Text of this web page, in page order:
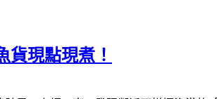
現點現煮！